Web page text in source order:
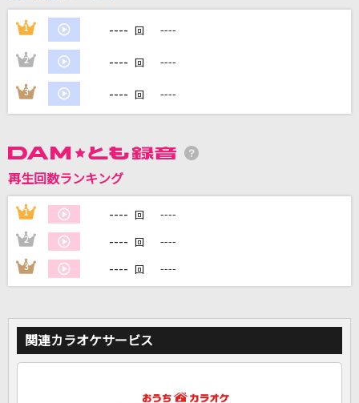
もっと見る
カラオケ最新情報をチェック！
DAMに会員登録・ログインして
カラオケをもっと楽しもう！
1 ---- 回 ----
2 ---- 回 ----
3 ---- 回 ----
再生回数ランキング
1 ---- 回 ----
2 ---- 回 ----
3 ---- 回 ----
関連カラオケサービス